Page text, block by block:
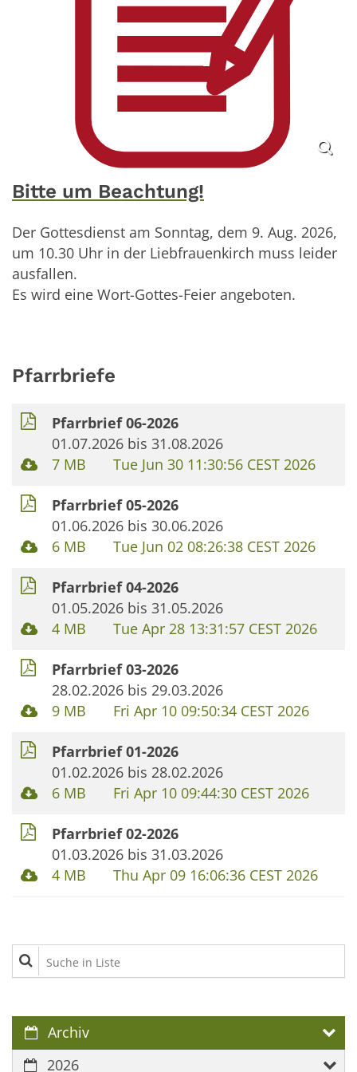
Bitte um Beachtung!
Der Gottesdienst am Sonntag, dem 9. Aug. 2026,
um 10.30 Uhr in der Liebfrauenkirch muss leider
ausfallen.
Es wird eine Wort-Gottes-Feier angeboten.
Pfarrbriefe
Pfarrbrief 06-2026
01.07.2026 bis 31.08.2026
7 MB
Tue Jun 30 11:30:56 CEST 2026
Pfarrbrief 05-2026
01.06.2026 bis 30.06.2026
6 MB
Tue Jun 02 08:26:38 CEST 2026
Pfarrbrief 04-2026
01.05.2026 bis 31.05.2026
4 MB
Tue Apr 28 13:31:57 CEST 2026
Pfarrbrief 03-2026
28.02.2026 bis 29.03.2026
9 MB
Fri Apr 10 09:50:34 CEST 2026
Pfarrbrief 01-2026
01.02.2026 bis 28.02.2026
6 MB
Fri Apr 10 09:44:30 CEST 2026
Pfarrbrief 02-2026
01.03.2026 bis 31.03.2026
4 MB
Thu Apr 09 16:06:36 CEST 2026
Suche in Liste
Archiv
2026